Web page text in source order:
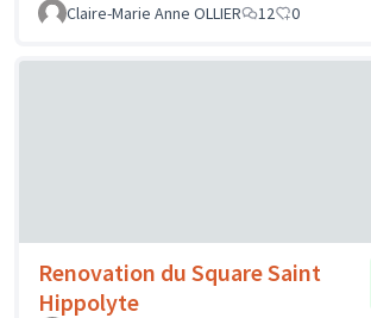
Claire-Marie Anne OLLIER 12 0
Renovation du Square Saint
Hippolyte